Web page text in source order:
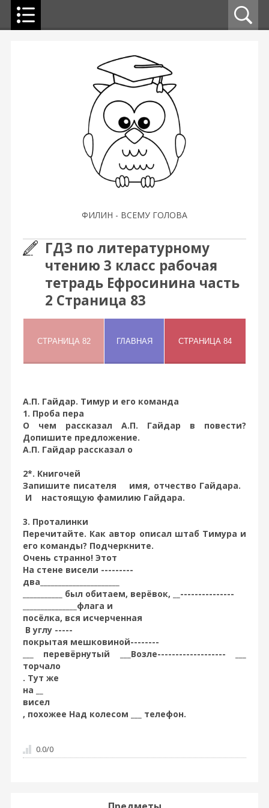
ФИЛИН - ВСЕМУ ГОЛОВА
ГДЗ по литературному
чтению 3 класс рабочая
тетрадь Ефросинина часть
2 Страница 83
А.П. Гайдар. Тимур и его команда
1. Проба пера
О чем рассказал А.П. Гайдар в повести?
Допишите предложение.
А.П. Гайдар рассказал о
2*. Книгочей
Запишите писателя имя, отчество Гайдара.
И настоящую фамилию Гайдара.
3. Проталинки
Перечитайте. Как автор описал штаб Тимура и
его команды? Подчеркните.
Очень странно! Этот
На стене висели ---------
два______________________
___________ был обитаем, верёвок, __---------------
_______________флага и
посёлка, вся исчерченная
В углу -----
покрытая мешковиной--------
___ перевёрнутый ___Возле------------------- ___
торчало
. Тут же
на __
висел
, похожее Над колесом ___ телефон.
0.0/0